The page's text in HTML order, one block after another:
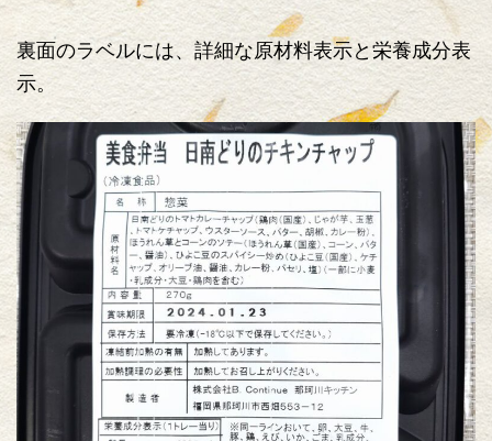
裏面のラベルには、詳細な原材料表示と栄養成分表
示。